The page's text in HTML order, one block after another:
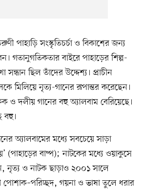
সংস্কৃতিচর্চা ও বিকাশের জন্য
গতানুগতিকতার বাইরে পাহাড়ের শিল্প-
ছিল তাঁদের উদ্দেশ্য। প্রাচীন
মিলিয়ে নৃত্য-গানের রূপান্তর করেছেন।
ও দলীয় গানের বহু অ্যালবাম বেরিয়েছে।
বহু।
অ্যালবামের মধ্যে সবচেয়ে সাড়া
(পাহাড়ের বাষ্প); নাটকের মধ্যে ওয়াকুসে
নৃত্য ও নাটক ছাড়াও ২০০১ সালে
পোশাক–পরিচ্ছদ, গয়না ও ভাষা তুলে ধরার